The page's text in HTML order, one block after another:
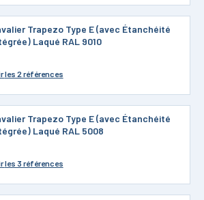
Trapezo Type E (avec Étanchéité
Laqué RAL 9010
les 2 références
Trapezo Type E (avec Étanchéité
Laqué RAL 5008
les 3 références